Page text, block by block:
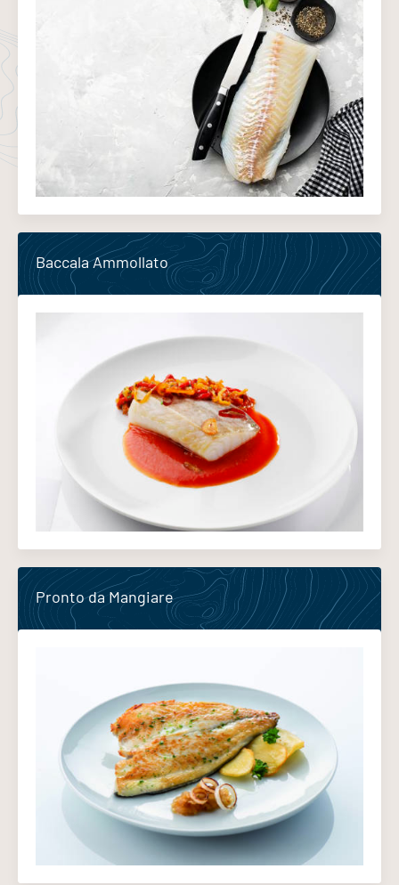
Baccala Ammollato
Pronto da Mangiare